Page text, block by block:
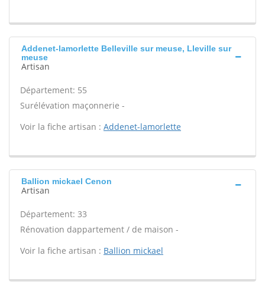
Addenet-lamorlette Belleville sur meuse, Lleville sur
meuse
Artisan
Département: 55
Surélévation maçonnerie -
Voir la fiche artisan : Addenet-lamorlette
Ballion mickael Cenon
Artisan
Département: 33
Rénovation dappartement / de maison -
Voir la fiche artisan : Ballion mickael